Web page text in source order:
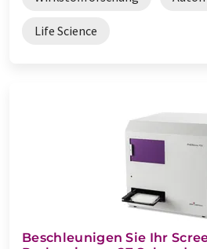
Life Science
Beschleunigen Sie Ihr